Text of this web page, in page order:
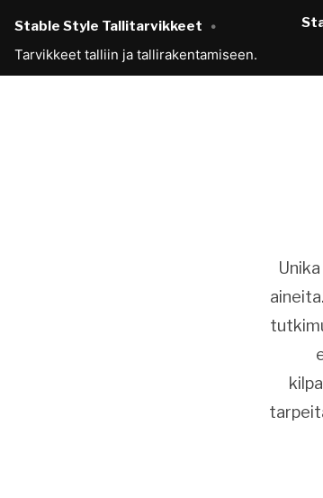
Stable Style Tallitarvikkeet
Tarvikkeet talliin ja tallirakentamiseen.